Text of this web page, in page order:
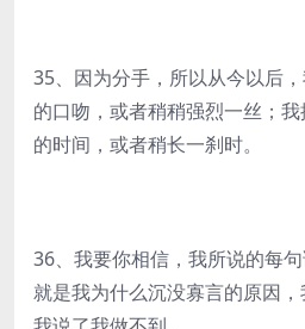
35、因为分手，所以从今以后
的口吻，或者稍稍强烈一丝；
的时间，或者稍长一刹时。
36、我要你相信，我所说的每
就是我为什么沉没寡言的原因